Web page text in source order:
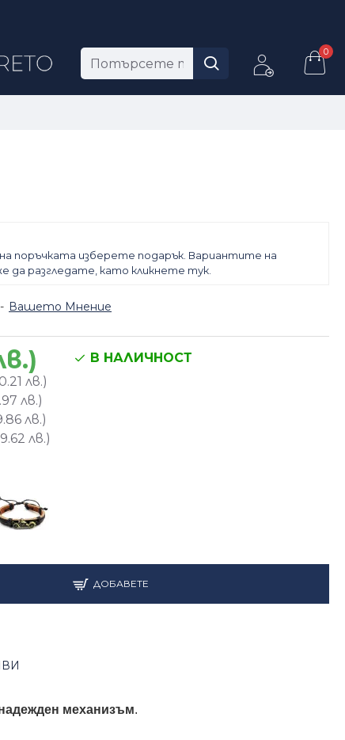
0
поръчката изберете подарък. Вариантите на
да разгледате, като кликнете тук.
- Вашето Мнение
лв.)
лв.)
лв.)
лв.)
В НАЛИЧНОСТ
ДОБАВЕТЕ
механизъм.